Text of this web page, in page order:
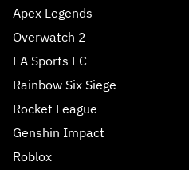
Apex Legends
Overwatch 2
EA Sports FC
Rainbow Six Siege
Rocket League
Genshin Impact
Roblox